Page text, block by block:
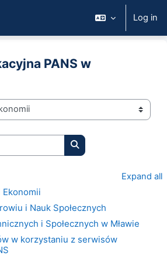
Log in
PANS w
Search courses
Expand all
Ekonomii
i Nauk Społecznych
i Społecznych w Mławie
w korzystaniu z serwisów